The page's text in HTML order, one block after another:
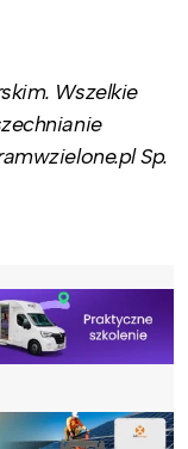
Wszelkie
Sp.